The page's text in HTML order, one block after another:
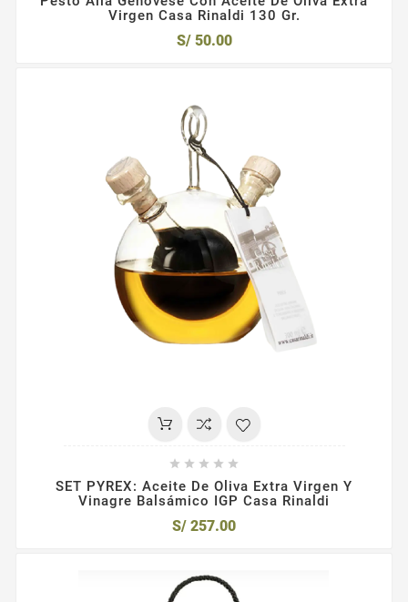
Virgen Casa Rinaldi 130 Gr.
S/ 50.00
    
SET PYREX: Aceite De Oliva Extra Virgen Y
Vinagre Balsámico IGP Casa Rinaldi
S/ 257.00